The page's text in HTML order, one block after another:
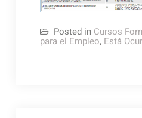
Posted in Cursos
para el Empleo, Está